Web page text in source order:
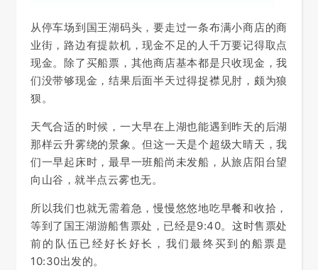
从停车场到国王湖码头，要走过一条布满小商店的商
业街，路边有提款机，现金不足的人千万要记得取点
现金。除了买船票，其他商店基本都是只收现金，我
们没带够现金，结果后面半天过得捉襟见肘，颇为狼
狈。
天气合适的时候，一大早在上湖也能遇到昨天的后湖
那样云升雾绕的景象。但这一天是个超级大晴天，我
们一早起床时，最早一班船尚未发船，从旅店阳台望
向山谷，就半点云雾也无。
所以我们也就无需着急，慢慢悠悠地吃早餐和收拾，
等到了国王湖游船售票处，已经是9:40。这时售票处
前的队伍已经好长好长，我们最终买到的船票是
10:30出发的。